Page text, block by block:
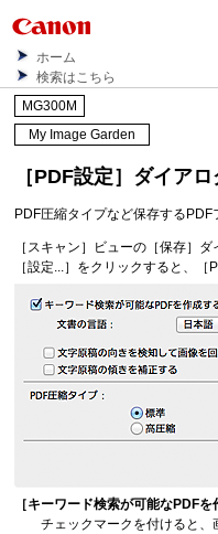
ホーム
検索はこちら
MG300M
My Image Garden
［PDF設定］ダイアロ
PDF圧縮タイプなど保存する PDF
［ スキャン ］ビューの［保存］ダ
［設定...］をクリックすると、［
［キーワード検索が可能なPDFを
チェックマークを付けると